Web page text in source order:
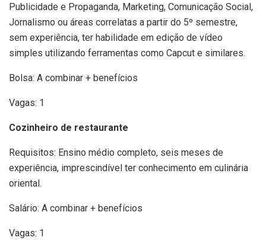
Publicidade e Propaganda, Marketing, Comunicação Social,
Jornalismo ou áreas correlatas a partir do 5º semestre,
sem experiência, ter habilidade em edição de vídeo
simples utilizando ferramentas como Capcut e similares.
Bolsa: A combinar + benefícios
Vagas: 1
Cozinheiro de restaurante
Requisitos: Ensino médio completo, seis meses de
experiência, imprescindível ter conhecimento em culinária
oriental.
Salário: A combinar + benefícios
Vagas: 1